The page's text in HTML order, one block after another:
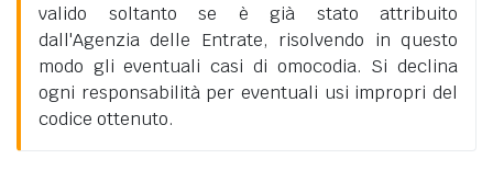
valido soltanto se è già stato attribuito
dall'Agenzia delle Entrate, risolvendo in questo
modo gli eventuali casi di omocodia. Si declina
ogni responsabilità per eventuali usi impropri del
codice ottenuto.